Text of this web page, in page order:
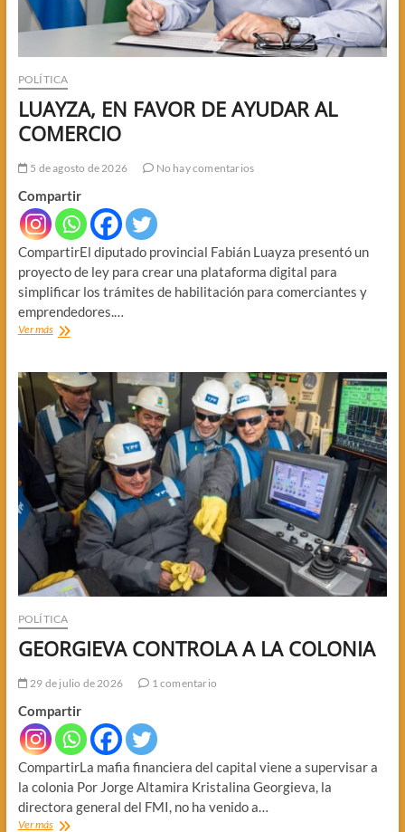
POLÍTICA
LUAYZA, EN FAVOR DE AYUDAR AL
COMERCIO
5 de agosto de 2026 No hay comentarios
Compartir
CompartirEl diputado provincial Fabián Luayza presentó un
proyecto de ley para crear una plataforma digital para
simplificar los trámites de habilitación para comerciantes y
emprendedores.…
Ver másLUAYZA,
DE
AYUDAR
AL
COMERCIO
POLÍTICA
GEORGIEVA CONTROLA A LA COLONIA
29 de julio de 2026 1 comentario
Compartir
CompartirLa mafia financiera del capital viene a supervisar a
la colonia Por Jorge Altamira Kristalina Georgieva, la
directora general del FMI, no ha venido a…
Ver másGEORGIEVA